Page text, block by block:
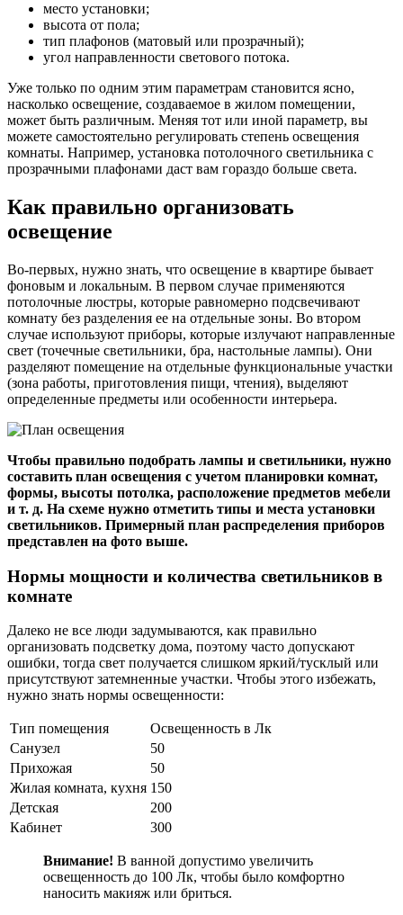
место установки;
высота от пола;
тип плафонов (матовый или прозрачный);
угол направленности светового потока.
Уже только по одним этим параметрам становится ясно,
насколько освещение, создаваемое в жилом помещении,
может быть различным. Меняя тот или иной параметр, вы
можете самостоятельно регулировать степень освещения
комнаты. Например, установка потолочного светильника с
прозрачными плафонами даст вам гораздо больше света.
Как правильно организовать
освещение
Во-первых, нужно знать, что освещение в квартире бывает
фоновым и локальным. В первом случае применяются
потолочные люстры, которые равномерно подсвечивают
комнату без разделения ее на отдельные зоны. Во втором
случае используют приборы, которые излучают направленные
свет (точечные светильники, бра, настольные лампы). Они
разделяют помещение на отдельные функциональные участки
(зона работы, приготовления пищи, чтения), выделяют
определенные предметы или особенности интерьера.
Чтобы правильно подобрать лампы и светильники, нужно
составить план освещения с учетом планировки комнат,
формы, высоты потолка, расположение предметов мебели
и т. д. На схеме нужно отметить типы и места установки
светильников. Примерный план распределения приборов
представлен на фото выше.
Нормы мощности и количества светильников в
комнате
Далеко не все люди задумываются, как правильно
организовать подсветку дома, поэтому часто допускают
ошибки, тогда свет получается слишком яркий/тусклый или
присутствуют затемненные участки. Чтобы этого избежать,
нужно знать нормы освещенности:
Тип помещения
Освещенность в Лк
Санузел
50
Прихожая
50
Жилая комната, кухня 150
Детская
200
Кабинет
300
Внимание! В ванной допустимо увеличить
освещенность до 100 Лк, чтобы было комфортно
наносить макияж или бриться.